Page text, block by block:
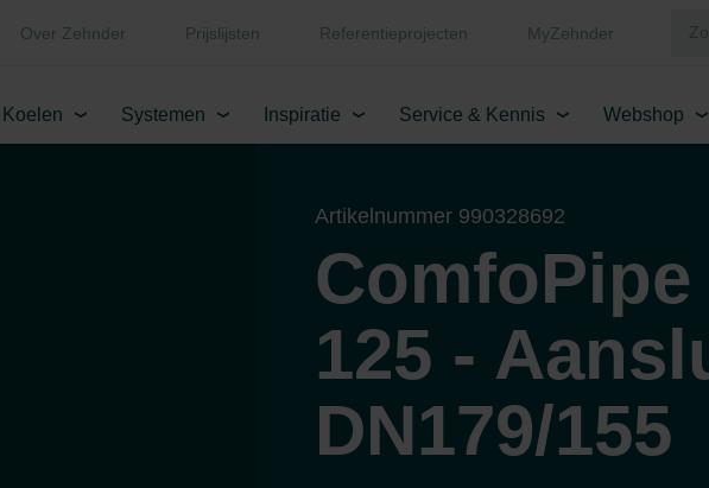
Over Zehnder Prijslijsten Referentieprojecten MyZehnder
Systemen Inspiratie Service & Kennis Webshop
Artikelnummer 990328692
125 -
DN179/155